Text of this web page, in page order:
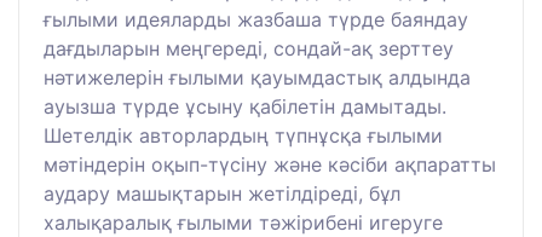
ғылыми идеяларды жазбаша түрде баяндау
дағдыларын меңгереді, сондай-ақ зерттеу
нәтижелерін ғылыми қауымдастық алдында
ауызша түрде ұсыну қабілетін дамытады.
Шетелдік авторлардың түпнұсқа ғылыми
мәтіндерін оқып-түсіну және кәсіби ақпаратты
аудару машықтарын жетілдіреді, бұл
халықаралық ғылыми тәжірибені игеруге